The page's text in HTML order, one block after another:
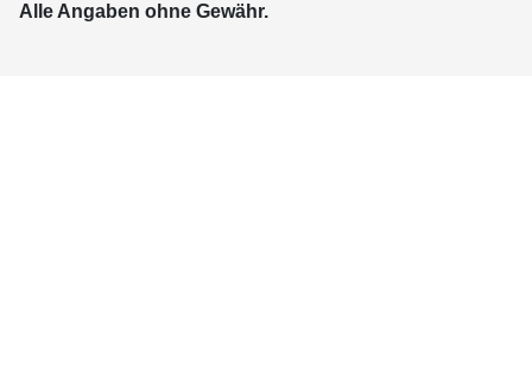
Alle Angaben ohne Gewähr.